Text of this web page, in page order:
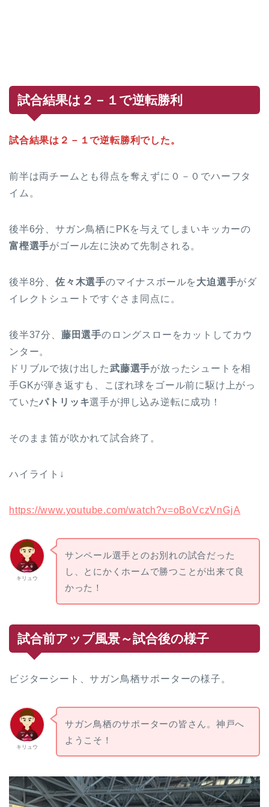
試合結果は２－１で逆転勝利
試合結果は２－１で逆転勝利でした。
前半は両チームとも得点を奪えずに０－０でハーフタ
イム。
後半6分、サガン鳥栖にPKを与えてしまいキッカーの
富樫選手がゴール左に決めて先制される。
後半8分、 佐々木選手のマイナスボールを 大迫選手がダ
イレクトシュートですぐさま同点に。
後半37分、 藤田選手のロングスローをカットしてカウ
ンター。
ドリブルで抜け出した武藤選手が放ったシュートを相
手GKが弾き返すも、こぼれ球をゴール前に駆け上がっ
ていたパトリッキ選手が押し込み逆転に成功！
そのまま笛が吹かれて試合終了。
ハイライト↓
https://www.youtube.com/watch?v=oBoVczVnGjA
キリュウ
サンペール選手とのお別れの試合だった
し、とにかくホームで勝つことが出来て良
かった！
試合前アップ風景～試合後の様子
ビジターシート、サガン鳥栖サポーターの様子。
キリュウ
サガン鳥栖のサポーターの皆さん。神戸へ
ようこそ！